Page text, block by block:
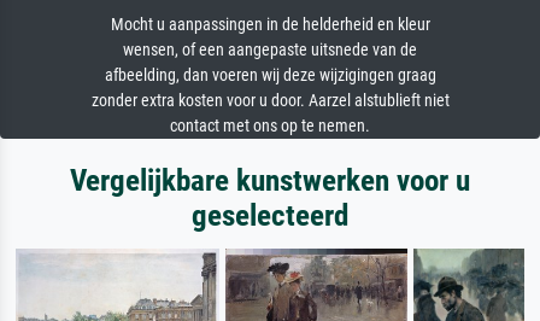
Mocht u aanpassingen in de helderheid en kleur
wensen, of een aangepaste uitsnede van de
afbeelding, dan voeren wij deze wijzigingen graag
zonder extra kosten voor u door. Aarzel alstublieft niet
contact met ons op te nemen.
Vergelijkbare kunstwerken voor u
geselecteerd